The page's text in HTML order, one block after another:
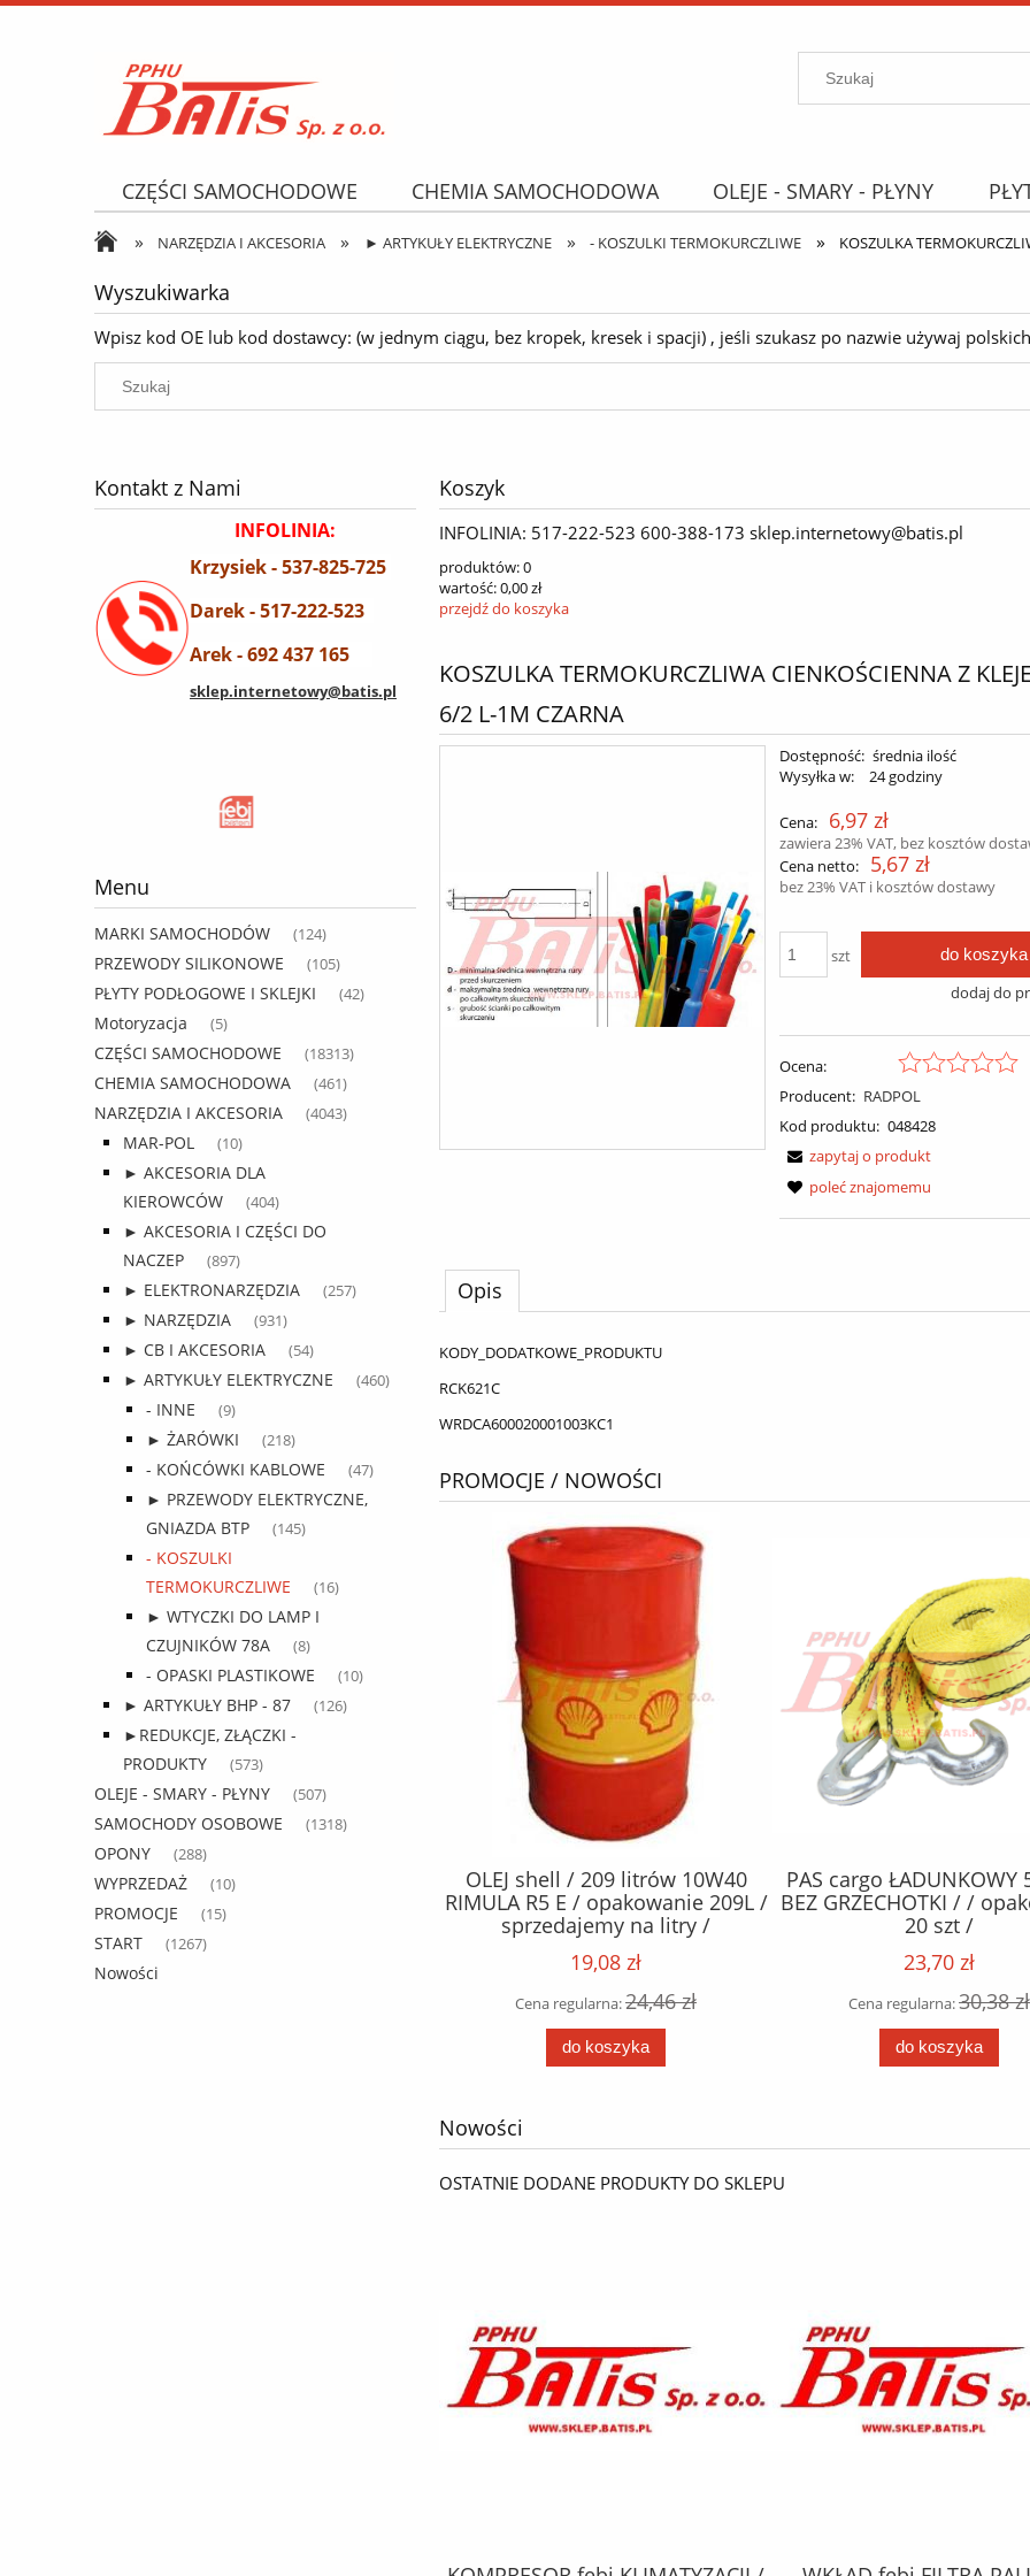
CZĘŚCI SAMOCHODOWE CHEMIA SAMOCHODOWA OLEJE - SMARY - PŁYNY
NARZĘDZIA I AKCESORIA
OPONY PROMOCJE WYPRZEDAŻ Wyszukiwarka
» NARZĘDZIA I AKCESORIA » ► ARTYKUŁY ELEKTRYCZNE » - KOSZULKI TERMOKURCZLIWE » KOSZULKA
Wyszukiwarka
Wpisz kod OE lub kod dostawcy: (w jednym ciągu, bez kropek, kresek i spacji) , jeśli szukasz po nazwie używaj
Kontakt z Nami
INFOLINIA:
Krzysiek - 537-825-725
Darek - 517-222-523
Arek - 692 437 165
sklep.internetowy@batis.pl
Menu
MARKI SAMOCHODÓW (124)
PRZEWODY SILIKONOWE (105)
PŁYTY PODŁOGOWE I SKLEJKI (42)
Motoryzacja (5)
CZĘŚCI SAMOCHODOWE (18313)
CHEMIA SAMOCHODOWA (461)
NARZĘDZIA I AKCESORIA (4043)
MAR-POL (10)
► AKCESORIA DLA
KIEROWCÓW
(404)
► AKCESORIA I CZĘŚCI DO
NACZEP
(897)
► ELEKTRONARZĘDZIA (257)
► NARZĘDZIA (931)
► CB I AKCESORIA (54)
► ARTYKUŁY ELEKTRYCZNE (460)
- INNE (9)
► ŻARÓWKI (218)
- KOŃCÓWKI KABLOWE (47)
► PRZEWODY ELEKTRYCZNE,
GNIAZDA BTP
(145)
- KOSZULKI
TERMOKURCZLIWE
(16)
► WTYCZKI DO LAMP I
CZUJNIKÓW 78A
(8)
- OPASKI PLASTIKOWE (10)
► ARTYKUŁY BHP - 87 (126)
►REDUKCJE, ZŁĄCZKI -
PRODUKTY
(573)
OLEJE - SMARY - PŁYNY (507)
SAMOCHODY OSOBOWE (1318)
OPONY (288)
WYPRZEDAŻ (10)
PROMOCJE (15)
START (1267)
Nowości
Koszyk
INFOLINIA: 517-222-523 600-388-173 sklep.internetowy@batis.pl
produktów:0
wartość:0,00 zł
przejdź do koszyka
KOSZULKA TERMOKURCZLIWA CIENKOŚCIENNA Z
6/2 L-1M CZARNA
Dostępność: średnia ilość
Wysyłka w:
24 godziny
Cena: 6,97 zł
zawiera 23% VAT, bez kosztów
Cena netto:
5,67 zł
bez 23% VAT i kosztów dostawy
szt do koszyka
dodaj do
Ocena:
Producent: RADPOL
Kod produktu: 048428
zapytaj o produkt
poleć znajomemu
Opis
KODY_DODATKOWE_PRODUKTU
RCK621C
WRDCA600020001003KC1
PROMOCJE / NOWOŚCI
DRĄŻEK cargo ROZPOROWY
ZABEZPIECZAJĄCY ŁADUNEK Fi
38mm/L 2260-2630 aluminiowy /
opakowanie 4 szt /
OLEJ shell / 209 litrów 10W40
RIMULA R5 E / opakowanie 209L /
sprzedajemy na litry /
19,08 zł
Cena regularna:24,46 zł
do koszyka
PAS cargo ŁADUNKOWY
BEZ GRZECHOTKI / /
20 szt /
23,70 zł
Cena regularna:30,38 zł
do koszyka
Nowości
OSTATNIE DODANE PRODUKTY DO SKLEPU